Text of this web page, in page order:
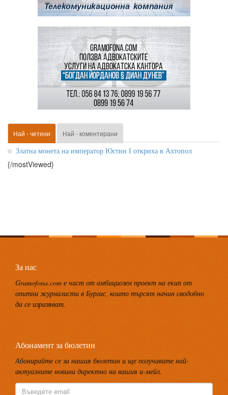
Най - четени Най - коментирани
Златна монета на император Юстин І откриха в Ахтопол
{/mostViewed}
За нас
Gramofona.com е част от амбициозен проект на екип от
опитни журналисти в Бургас, които търсят начин сводобно
да се изразяват.
Абонамент за бюлетин
Абонирайте се за нашия бюлетин и ще получавате най-
актуалните новини директно на вашия и-мейл.